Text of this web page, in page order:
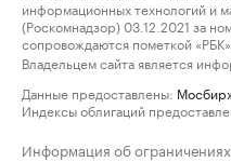
информационных технологий и
(Роскомнадзор) 03.12.2021 за
сопровождаются пометкой «РБК».
Владельцем сайта является
Данные предоставлены:
Индексы облигаций
Информация об ограничениях